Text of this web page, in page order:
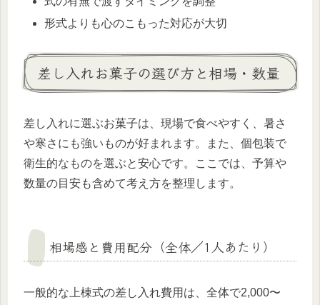
形式よりも心のこもった対応が大切
差し入れお菓子の選び方と相場・数量
差し入れに選ぶお菓子は、現場で食べやすく、暑さ
や寒さにも強いものが好まれます。また、個包装で
衛生的なものを選ぶと安心です。ここでは、予算や
数量の目安も含めて考え方を整理します。
相場感と費用配分（全体／1人あたり）
一般的な上棟式の差し入れ費用は、全体で2,000〜